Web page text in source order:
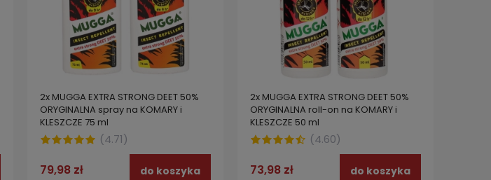
2x MUGGA EXTRA STRONG DEET 50%
ORYGINALNA spray na KOMARY i
KLESZCZE 75 ml
(4.71)
79,98 zł do koszyka
2x MUGGA EXTRA STRONG DEET 50%
ORYGINALNA roll-on na KOMARY i
KLESZCZE 50 ml
(4.60)
73,98 zł do koszyka